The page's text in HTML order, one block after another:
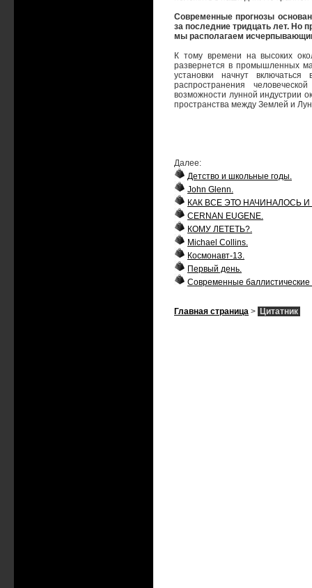
Современные прогнозы
за последние тридцать лет. Но
мы располагаем
К тому времени на высоких
развернется в промышленных
установки начнут
распространения
возможности лунной индустрии
пространства между Землей и
Далее:
Детство и школьные годы.
John Glenn.
КАК ВСЕ ЭТО НАЧИНАЛОСЬ И
CERNAN EUGENE.
КОМУ ЛЕТЕТЬ?.
Michael Collins.
Космонавт-13.
Первый день.
Современные баллистические
Главная страница > Цитатник